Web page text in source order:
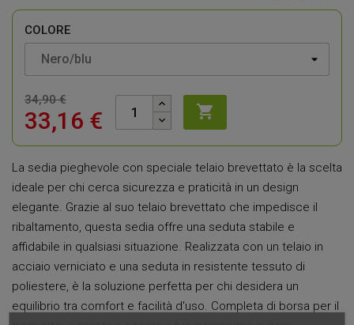
COLORE
34,90 €
33,16 € 
La sedia pieghevole con speciale telaio brevettato è la scelta
ideale per chi cerca sicurezza e praticità in un design
elegante. Grazie al suo telaio brevettato che impedisce il
ribaltamento, questa sedia offre una seduta stabile e
affidabile in qualsiasi situazione. Realizzata con un telaio in
acciaio verniciato e una seduta in resistente tessuto di
poliestere, è la soluzione perfetta per chi desidera un
equilibrio tra comfort e facilità d'uso. Completa di borsa per il